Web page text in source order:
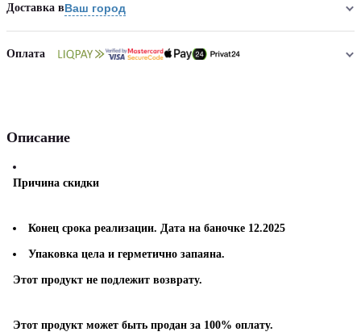
Доставка вВаш город
Оплата
Описание
Причина скидки
Конец срока реализации. Дата на баночке 12.2025
Упаковка цела и герметично запаяна.
Этот продукт не подлежит возврату.
Этот продукт может быть продан за 100% оплату.